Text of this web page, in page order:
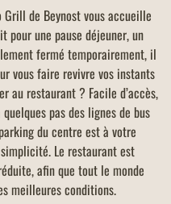
de Beynost vous accueille
pour une pause déjeuner, un
fermé temporairement, il
vous faire revivre vos instants
au restaurant ? Facile d’accès,
pas des lignes de bus
du centre est à votre
Le restaurant est
afin que tout le monde
meilleures conditions.